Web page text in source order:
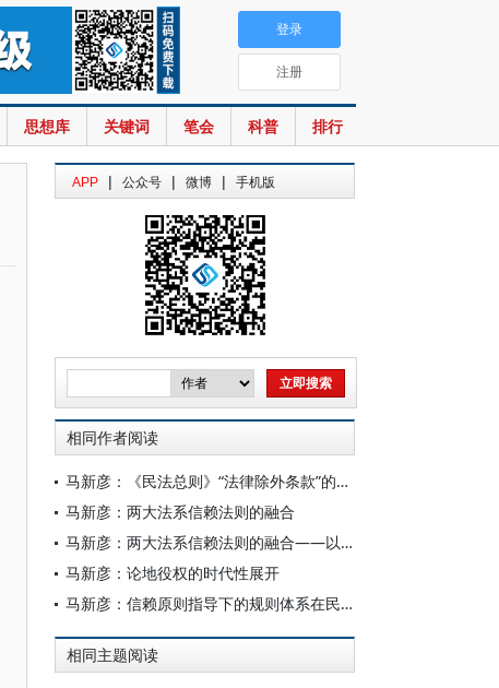
思想库 关键词 笔会 科普 排行
登录
注册
APP | 公众号 | 微博 | 手机版
相同作者阅读
马新彦：《民法总则》“法律除外条款”的考察与论证
马新彦：两大法系信赖法则的融合
马新彦：两大法系信赖法则的融合——以美国《路易斯安那民法典》为对象
马新彦：论地役权的时代性展开
马新彦：信赖原则指导下的规则体系在民法中的定位
相同主题阅读